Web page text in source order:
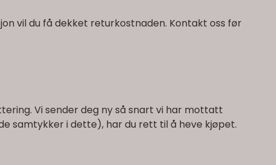
vil du få dekket returkostnaden. Kontakt oss før
Vi sender deg ny så snart vi har mottatt
samtykker i dette), har du rett til å heve kjøpet.